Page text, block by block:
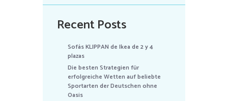
Recent Posts
Sofás KLIPPAN de Ikea de 2 y 4
plazas
Die besten Strategien für
erfolgreiche Wetten auf beliebte
Sportarten der Deutschen ohne
Oasis